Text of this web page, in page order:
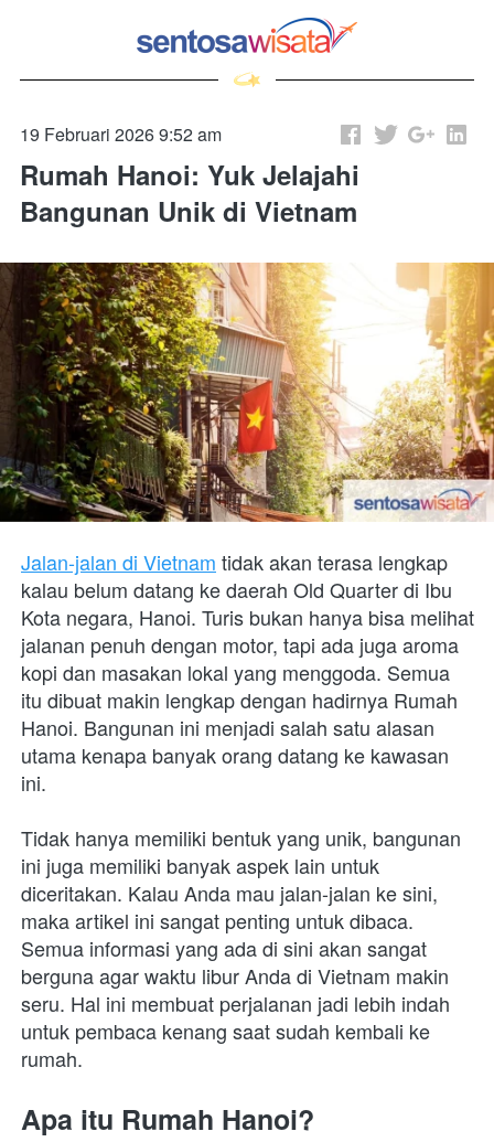
19 Februari 2026 9:52 am
Rumah Hanoi: Yuk Jelajahi
Bangunan Unik di Vietnam
Jalan-jalan di Vietnam tidak akan terasa lengkap
kalau belum datang ke daerah Old Quarter di Ibu
Kota negara, Hanoi. Turis bukan hanya bisa melihat
jalanan penuh dengan motor, tapi ada juga aroma
kopi dan masakan lokal yang menggoda. Semua
itu dibuat makin lengkap dengan hadirnya Rumah
Hanoi. Bangunan ini menjadi salah satu alasan
utama kenapa banyak orang datang ke kawasan
ini.
Tidak hanya memiliki bentuk yang unik, bangunan
ini juga memiliki banyak aspek lain untuk
diceritakan. Kalau Anda mau jalan-jalan ke sini,
maka artikel ini sangat penting untuk dibaca.
Semua informasi yang ada di sini akan sangat
berguna agar waktu libur Anda di Vietnam makin
seru. Hal ini membuat perjalanan jadi lebih indah
untuk pembaca kenang saat sudah kembali ke
rumah.
Apa itu Rumah Hanoi?